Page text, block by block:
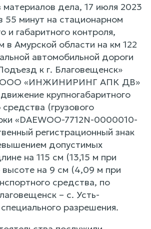
материалов дела, 17 июля 2023
55 минут на стационарном
и габаритного контроля,
в Амурской области на км 122
автомобильной дороги
к г. Благовещенск»
ООО «ИНЖИНИРИНГ АПК ДВ»
крупногабаритного
(грузового
«DAEWOO-7712N-0000010-
регистрационный знак
допустимых
на 115 см (13,15 м при
высоте на 9 см (4,09 м при
средства, по
– с. Усть-
разрешения.